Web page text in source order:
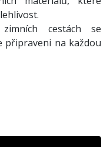
cestách se
připraveni na každou